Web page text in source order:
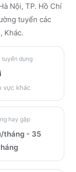
Nội, TP. Hồ Chí
tuyển các
Khác.
tuyển dụng
vực khác
hay gặp
tháng - 35